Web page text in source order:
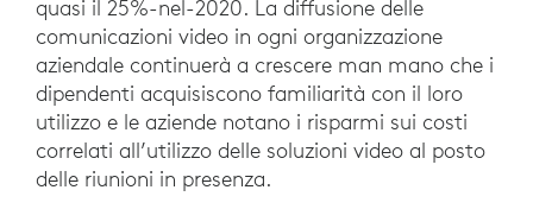
quasi il 25%-nel-2020. La diffusione delle
comunicazioni video in ogni organizzazione
aziendale continuerà a crescere man mano che i
dipendenti acquisiscono familiarità con il loro
utilizzo e le aziende notano i risparmi sui costi
correlati all’utilizzo delle soluzioni video al posto
delle riunioni in presenza.